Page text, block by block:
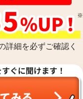
詳細を必ずご確認く
すぐに聞けます！